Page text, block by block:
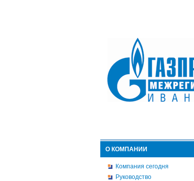
О КОМПАНИИ
Компания сегодня
Руководство